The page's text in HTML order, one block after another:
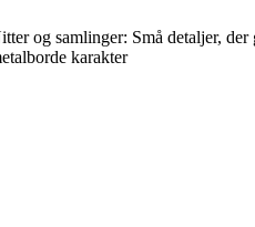
og samlinger: Små detaljer, der
karakter